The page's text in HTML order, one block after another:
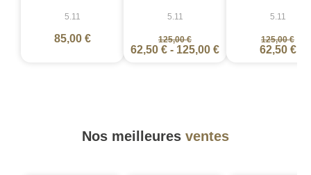
5.11
85,00 €
5.11
125,00 €
62,50 € - 125,00 €
5.11
125,00 €
62,50 €
Nos meilleures ventes